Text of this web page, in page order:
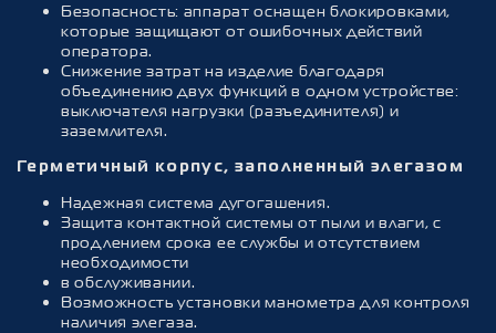
Безопасность: аппарат оснащен блокировками,
которые защищают от ошибочных действий
оператора.
Снижение затрат на изделие благодаря
объединению двух функций в одном устройстве:
выключателя нагрузки (разъединителя) и
заземлителя.
Герметичный корпус, заполненный элегазом
Надежная система дугогашения.
Защита контактной системы от пыли и влаги, с
продлением срока ее службы и отсутствием
необходимости
в обслуживании.
Возможность установки манометра для контроля
наличия элегаза.